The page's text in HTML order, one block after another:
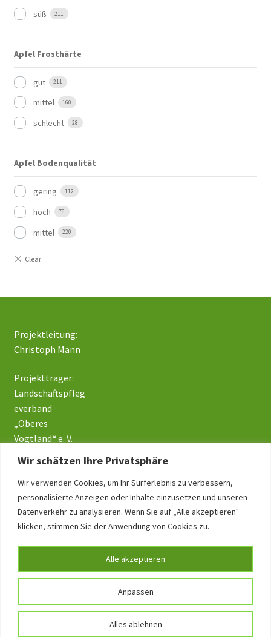
Wir schätzen Ihre Privatsphäre
Wir verwenden Cookies, um Ihr Surferlebnis zu verbessern,
personalisierte Anzeigen oder Inhalte einzusetzen und unseren
Datenverkehr zu analysieren. Wenn Sie auf „Alle akzeptieren"
klicken, stimmen Sie der Anwendung von Cookies zu.
Anpassen
Alles ablehnen
Alle akzeptieren
süß 211
Apfel Frosthärte
gut 211
mittel 160
schlecht 28
Apfel Bodenqualität
gering 112
hoch 76
mittel 220
Projektleitung:
Christoph Mann
Projektträger:
Landschaftspfleg
everband
„Oberes
Vogtland“ e. V.
Impressum
Datenschutz